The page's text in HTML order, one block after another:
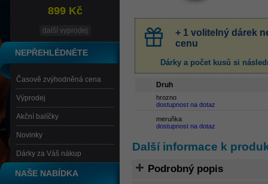
+ 1 volitelný dárek
cenu
Dárky a počet kusů si
Druh
hrozno
dostupnost na dotaz
meruňka
dostupnost na dotaz
Další informace k
Podrobný popis
899 Kč
další vyprodej
NEPŘEHLÉDNĚTE
Časově zvýhodněná cena
Výprodej
Akční balíčky
Novinky
Dárky za Váš nákup
NAŠE NABÍDKA